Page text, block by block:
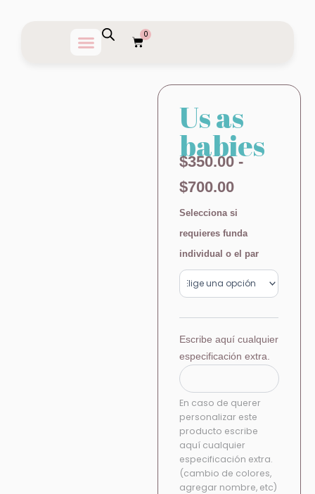
0
Carrito
Us as
babies
$350.00 -
$700.00
Rango
de
precios:
desde
$350.00
hasta
$700.00
Selecciona si
requieres funda
individual o el par
Escribe aquí cualquier
especificación extra.
En caso de querer
personalizar este
producto escribe
aquí cualquier
especificación extra.
(cambio de colores,
agregar nombre, etc)
Us
babies
cantidad